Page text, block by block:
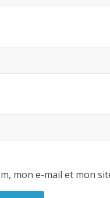
mon e-mail et mon